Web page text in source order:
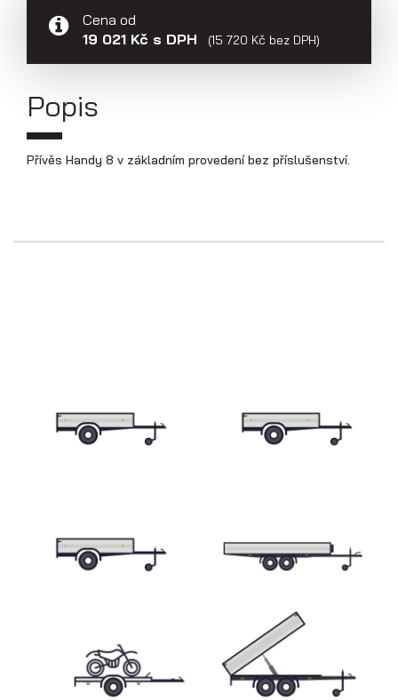
Skříňové přívěsy
Cena od
19 021 Kč s DPH
(15 720 Kč bez DPH)
Popis
Přívěs Handy 8 v základním provedení bez příslušenství.